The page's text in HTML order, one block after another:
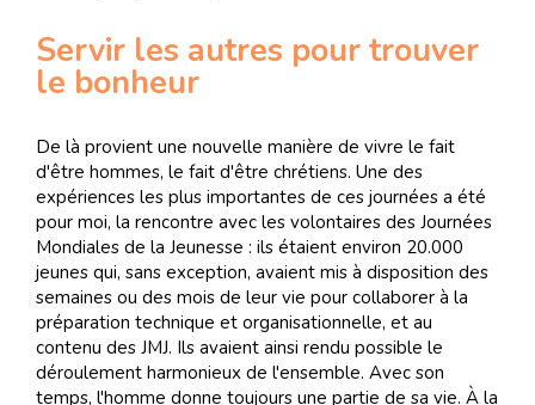
Servir les autres pour trouver
le bonheur
De là provient une nouvelle manière de vivre le fait
d'être hommes, le fait d'être chrétiens. Une des
expériences les plus importantes de ces journées a été
pour moi, la rencontre avec les volontaires des Journées
Mondiales de la Jeunesse : ils étaient environ 20.000
jeunes qui, sans exception, avaient mis à disposition des
semaines ou des mois de leur vie pour collaborer à la
préparation technique et organisationnelle, et au
contenu des JMJ. Ils avaient ainsi rendu possible le
déroulement harmonieux de l'ensemble. Avec son
temps, l'homme donne toujours une partie de sa vie. À la